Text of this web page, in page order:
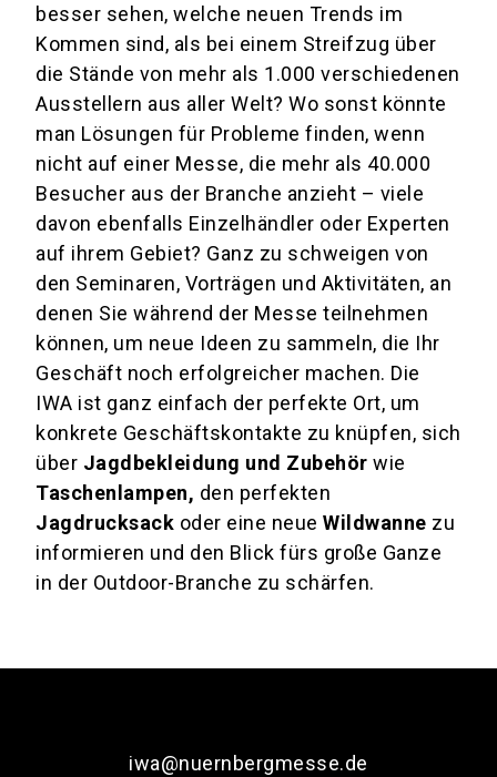
besser sehen, welche neuen Trends im
Kommen sind, als bei einem Streifzug über
die Stände von mehr als 1.000 verschiedenen
Ausstellern aus aller Welt? Wo sonst könnte
man Lösungen für Probleme finden, wenn
nicht auf einer Messe, die mehr als 40.000
Besucher aus der Branche anzieht – viele
davon ebenfalls Einzelhändler oder Experten
auf ihrem Gebiet? Ganz zu schweigen von
den Seminaren, Vorträgen und Aktivitäten, an
denen Sie während der Messe teilnehmen
können, um neue Ideen zu sammeln, die Ihr
Geschäft noch erfolgreicher machen. Die
IWA ist ganz einfach der perfekte Ort, um
konkrete Geschäftskontakte zu knüpfen, sich
über Jagdbekleidung und Zubehör wie
Taschenlampen, den perfekten
Jagdrucksack oder eine neue Wildwanne zu
informieren und den Blick fürs große Ganze
in der Outdoor-Branche zu schärfen.
iwa@nuernbergmesse.de